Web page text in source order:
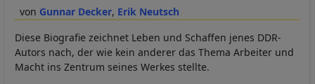
Gunnar Decker Erik Neutsch
Diese Biografie zeichnet Leben und Schaffen jenes DDR-
Autors nach, der wie kein anderer das Thema Arbeiter und
Macht ins Zentrum seines Werkes stellte.